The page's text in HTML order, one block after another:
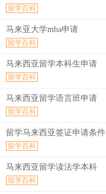
留学百科
马来亚大学mba申请
留学百科
马来西亚留学本科生申请
留学百科
马来西亚留学语言班申请
留学百科
留学马来西亚签证申请条件
留学百科
马来西亚留学读法学本科
留学百科